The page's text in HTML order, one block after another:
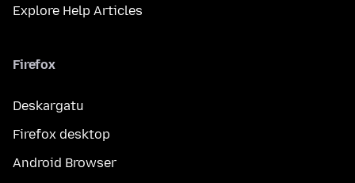
Explore Help Articles
Firefox
Deskargatu
Firefox desktop
Android Browser